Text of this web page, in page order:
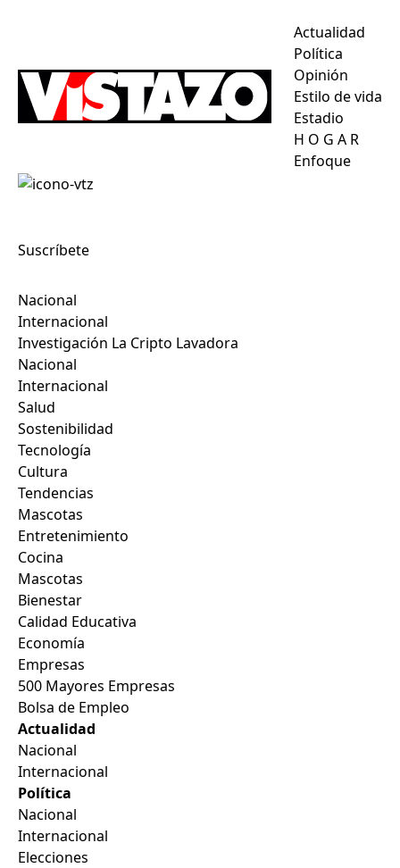
Actualidad
Política
Opinión
Estilo de vida
Estadio
H O G A R
Enfoque
Suscríbete
Nacional
Internacional
Investigación La Cripto Lavadora
Nacional
Internacional
Salud
Sostenibilidad
Tecnología
Cultura
Tendencias
Mascotas
Entretenimiento
Cocina
Mascotas
Bienestar
Calidad Educativa
Economía
Empresas
500 Mayores Empresas
Bolsa de Empleo
Actualidad
Nacional
Internacional
Política
Nacional
Internacional
Elecciones